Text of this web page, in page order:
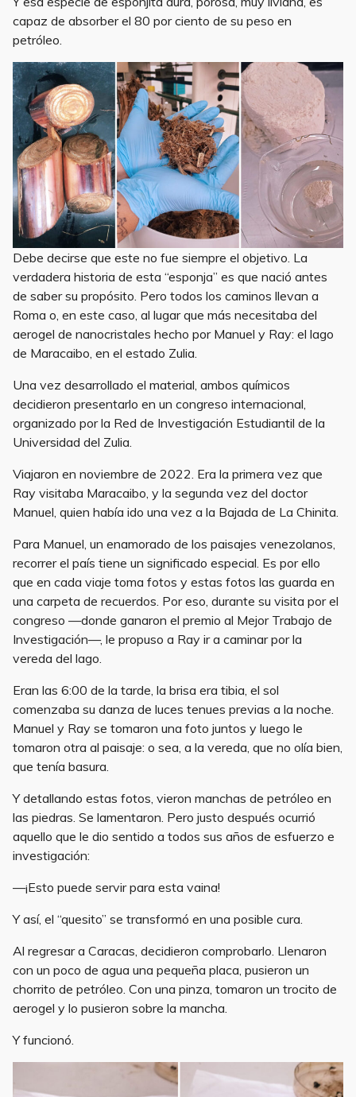
capaz de absorber el 80 por ciento de su peso en
petróleo.
Debe decirse que este no fue siempre el objetivo. La
verdadera historia de esta “esponja” es que nació antes
de saber su propósito. Pero todos los caminos llevan a
Roma o, en este caso, al lugar que más necesitaba del
aerogel de nanocristales hecho por Manuel y Ray: el lago
de Maracaibo, en el estado Zulia.
Una vez desarrollado el material, ambos químicos
decidieron presentarlo en un congreso internacional,
organizado por la Red de Investigación Estudiantil de la
Universidad del Zulia.
Viajaron en noviembre de 2022. Era la primera vez que
Ray visitaba Maracaibo, y la segunda vez del doctor
Manuel, quien había ido una vez a la Bajada de La Chinita.
Para Manuel, un enamorado de los paisajes venezolanos,
recorrer el país tiene un significado especial. Es por ello
que en cada viaje toma fotos y estas fotos las guarda en
una carpeta de recuerdos. Por eso, durante su visita por el
congreso —donde ganaron el premio al Mejor Trabajo de
Investigación—, le propuso a Ray ir a caminar por la
vereda del lago.
Eran las 6:00 de la tarde, la brisa era tibia, el sol
comenzaba su danza de luces tenues previas a la noche.
Manuel y Ray se tomaron una foto juntos y luego le
tomaron otra al paisaje: o sea, a la vereda, que no olía bien,
que tenía basura.
Y detallando estas fotos, vieron manchas de petróleo en
las piedras. Se lamentaron. Pero justo después ocurrió
aquello que le dio sentido a todos sus años de esfuerzo e
investigación:
—¡Esto puede servir para esta vaina!
Y así, el “quesito” se transformó en una posible cura.
Al regresar a Caracas, decidieron comprobarlo. Llenaron
con un poco de agua una pequeña placa, pusieron un
chorrito de petróleo. Con una pinza, tomaron un trocito de
aerogel y lo pusieron sobre la mancha.
Y funcionó.